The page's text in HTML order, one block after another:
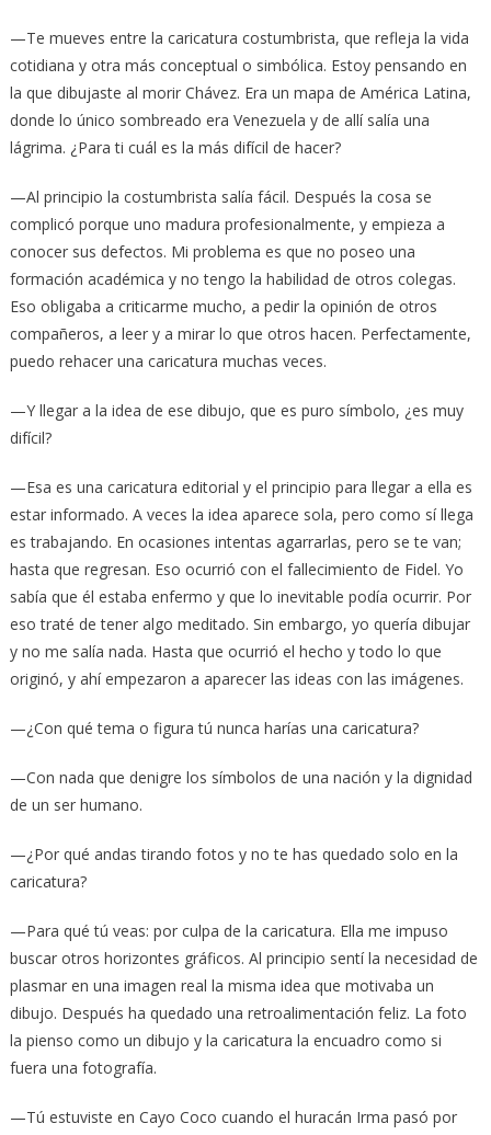
—Te mueves entre la caricatura costumbrista, que refleja la vida
cotidiana y otra más conceptual o simbólica. Estoy pensando en
la que dibujaste al morir Chávez. Era un mapa de América Latina,
donde lo único sombreado era Venezuela y de allí salía una
lágrima. ¿Para ti cuál es la más difícil de hacer?
—Al principio la costumbrista salía fácil. Después la cosa se
complicó porque uno madura profesionalmente, y empieza a
conocer sus defectos. Mi problema es que no poseo una
formación académica y no tengo la habilidad de otros colegas.
Eso obligaba a criticarme mucho, a pedir la opinión de otros
compañeros, a leer y a mirar lo que otros hacen. Perfectamente,
puedo rehacer una caricatura muchas veces.
—Y llegar a la idea de ese dibujo, que es puro símbolo, ¿es muy
difícil?
—Esa es una caricatura editorial y el principio para llegar a ella es
estar informado. A veces la idea aparece sola, pero como sí llega
es trabajando. En ocasiones intentas agarrarlas, pero se te van;
hasta que regresan. Eso ocurrió con el fallecimiento de Fidel. Yo
sabía que él estaba enfermo y que lo inevitable podía ocurrir. Por
eso traté de tener algo meditado. Sin embargo, yo quería dibujar
y no me salía nada. Hasta que ocurrió el hecho y todo lo que
originó, y ahí empezaron a aparecer las ideas con las imágenes.
—¿Con qué tema o figura tú nunca harías una caricatura?
—Con nada que denigre los símbolos de una nación y la dignidad
de un ser humano.
—¿Por qué andas tirando fotos y no te has quedado solo en la
caricatura?
—Para qué tú veas: por culpa de la caricatura. Ella me impuso
buscar otros horizontes gráficos. Al principio sentí la necesidad de
plasmar en una imagen real la misma idea que motivaba un
dibujo. Después ha quedado una retroalimentación feliz. La foto
la pienso como un dibujo y la caricatura la encuadro como si
fuera una fotografía.
—Tú estuviste en Cayo Coco cuando el huracán Irma pasó por